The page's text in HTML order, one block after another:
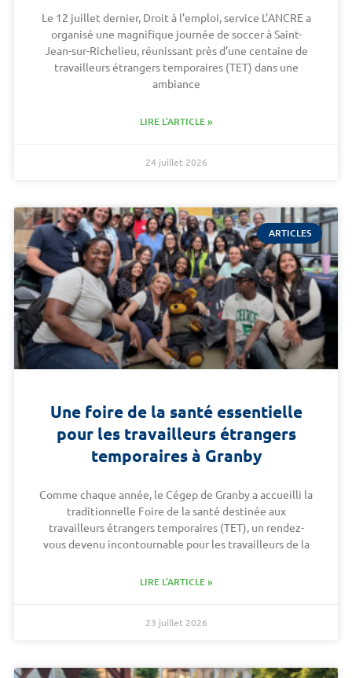
Le 12 juillet dernier, Droit à l’emploi, service L’ANCRE a
organisé une magnifique journée de soccer à Saint-
Jean-sur-Richelieu, réunissant près d’une centaine de
travailleurs étrangers temporaires (TET) dans une
ambiance
LIRE L'ARTICLE »
24 juillet 2026
ARTICLES
Une foire de la santé essentielle
pour les travailleurs étrangers
temporaires à Granby
Comme chaque année, le Cégep de Granby a accueilli la
traditionnelle Foire de la santé destinée aux
travailleurs étrangers temporaires (TET), un rendez-
vous devenu incontournable pour les travailleurs de la
LIRE L'ARTICLE »
23 juillet 2026